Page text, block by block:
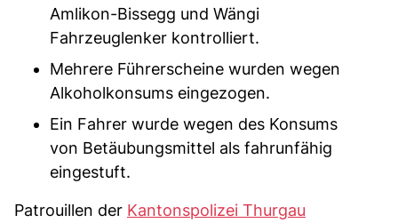
Amlikon-Bissegg und Wängi
Fahrzeuglenker kontrolliert.
Mehrere Führerscheine wurden wegen
Alkoholkonsums eingezogen.
Ein Fahrer wurde wegen des Konsums
von Betäubungsmittel als fahrunfähig
eingestuft.
Patrouillen der Kantonspolizei Thurgau